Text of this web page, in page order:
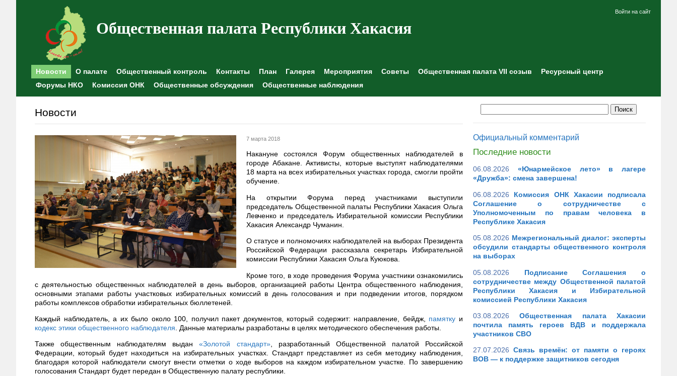
Общественная палата Республики Хакасия
Войти на сайт
Новости О палате Общественный контроль Контакты План Галерея Мероприятия Советы Общественная палата VII созыв
Ресурсный центр
Форумы НКО
Комиссия ОНК Общественные обсуждения Общественные наблюдения
Новости
7 марта 2018
Накануне состоялся Форум общественных наблюдателей в
городе Абакане. Активисты, которые выступят наблюдателями
18 марта на всех избирательных участках города, смогли пройти
обучение.
На открытии Форума перед участниками выступили
председатель Общественной палаты Республики Хакасия Ольга
Левченко и председатель Избирательной комиссии Республики
Хакасия Александр Чуманин.
О статусе и полномочиях наблюдателей на выборах Президента
Российской Федерации рассказала секретарь Избирательной
комиссии Республики Хакасия Ольга Куюкова.
Кроме того, в ходе проведения Форума участники ознакомились
с деятельностью общественных наблюдателей в день выборов, организацией работы Центра общественного наблюдения,
основными этапами работы участковых избирательных комиссий в день голосования и при подведении итогов, порядком
работы комплексов обработки избирательных бюллетеней.
Каждый наблюдатель, а их было около 100, получил пакет документов, который содержит: направление, бейдж, памятку и
кодекс этики общественного наблюдателя . Данные материалы разработаны в целях методического обеспечения работы.
Также общественным наблюдателям выдан«Золотой стандарт», разработанный Общественной палатой Российской
Федерации, который будет находиться на избирательных участках. Стандарт представляет из себя методику наблюдения,
благодаря которой наблюдатели смогут внести отметки о ходе выборов на каждом избирательном участке. По завершению
голосования Стандарт будет передан в Общественную палату республики.
Официальный комментарий
Последние новости
06.08.2026
«Юнармейское лето» в лагере
«Дружба»: смена завершена!
06.08.2026
Комиссия ОНК Хакасии подписала
Соглашение о сотрудничестве с
Уполномоченным по правам человека в
Республике Хакасия
05.08.2026 Межрегиональный диалог: эксперты
обсудили стандарты общественного контроля
на выборах
05.08.2026
Подписание Соглашения о
сотрудничестве между Общественной палатой
Республики Хакасия и Избирательной
комиссией Республики Хакасия
03.08.2026
Общественная палата Хакасии
почтила память героев ВДВ и поддержала
участников СВО
27.07.2026 Связь времён: от памяти о героях
ВОВ — к поддержке защитников сегодня